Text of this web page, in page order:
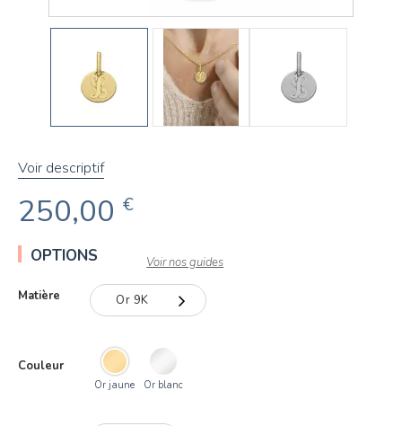
Voir descriptif
250,00 €
OPTIONS Voir nos guides
Matière Or 9K
Or 18K
Couleur
Or jaune Or blanc